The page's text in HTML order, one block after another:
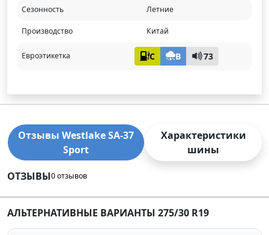
Сезонность Летние
Производство Китай
Евроэтикетка C B 73
Отзывы Westlake SA-37
Sport
Характеристики
шины
ОТЗЫВЫ0 отзывов
АЛЬТЕРНАТИВНЫЕ ВАРИАНТЫ 275/30 R19